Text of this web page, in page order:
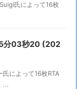
氏によって16枚
分03秒20 (202
によって16枚RTA
...